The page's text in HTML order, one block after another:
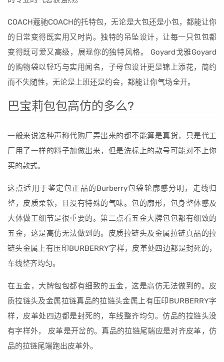
COACH蔻驰COACH的托特包，无论是大包还是小包，都能让你
的日常变得既实用又时尚。独特的吊坠设计，让每一只包包都
变得既可爱又高级，展现你的独特风格。 Goyard戈雅Goyard
的购物袋以轻巧与实用闻名，子母包设计更是锦上添花，简约
而不失随性，无论是上班还是约会，都能让你气场全开。
巴宝莉包包高仿的多么?
一般来说这种声称代购厂弄出来的都不能算是真货，只是代工
厂用了一样的料子加做出来，但是洗标上的款号可能对不上你
买的款式。
这点适用于鉴定包正品的Burberry包袋轮廓感分明，走线归
整，皮质柔软，且没有特殊的气味。包的廓形，包身整体感及
大体做工细节是很重要的。第二点看五金大牌包包都有细致的
五金，这是高仿无法做到的。皮质拉链头及金属拉链真品的拉
链头金属上有压印BURBERRY字样，皮革处四边都是封死的，
车线整齐均匀。
在五金，大牌包包都有细致的五金，这是高仿无法做到的。皮
质拉链头及金属拉链真品的拉链头金属上有压印BURBERRY字
样，皮革处四边都是封死的，车线整齐均匀。仿品的拉链头没
有字样外， 皮革是开岔的。真品的拉链尾端应是对齐皮革，仿
品的拉链尾端跑出皮革外。